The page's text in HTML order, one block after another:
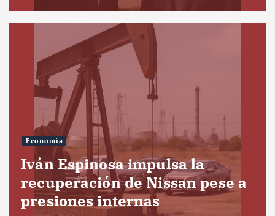
Economía
Iván Espinosa impulsa la
recuperación de Nissan pese a
presiones internas